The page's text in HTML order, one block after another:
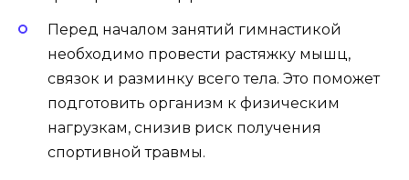
Перед началом занятий гимнастикой
необходимо провести растяжку мышц,
связок и разминку всего тела. Это поможет
подготовить организм к физическим
нагрузкам, снизив риск получения
спортивной травмы.